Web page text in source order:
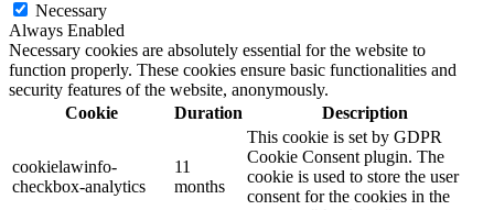
Necessary
Always Enabled
Necessary cookies are absolutely essential for the website to
function properly. These cookies ensure basic functionalities and
security features of the website, anonymously.
Cookie
Duration Description
cookielawinfo-
checkbox-analytics
11
months
This cookie is set by GDPR
Cookie Consent plugin. The
cookie is used to store the user
consent for the cookies in the